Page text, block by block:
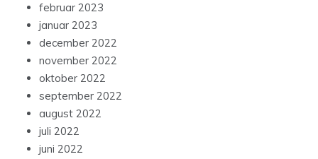
februar 2023
januar 2023
december 2022
november 2022
oktober 2022
september 2022
august 2022
juli 2022
juni 2022